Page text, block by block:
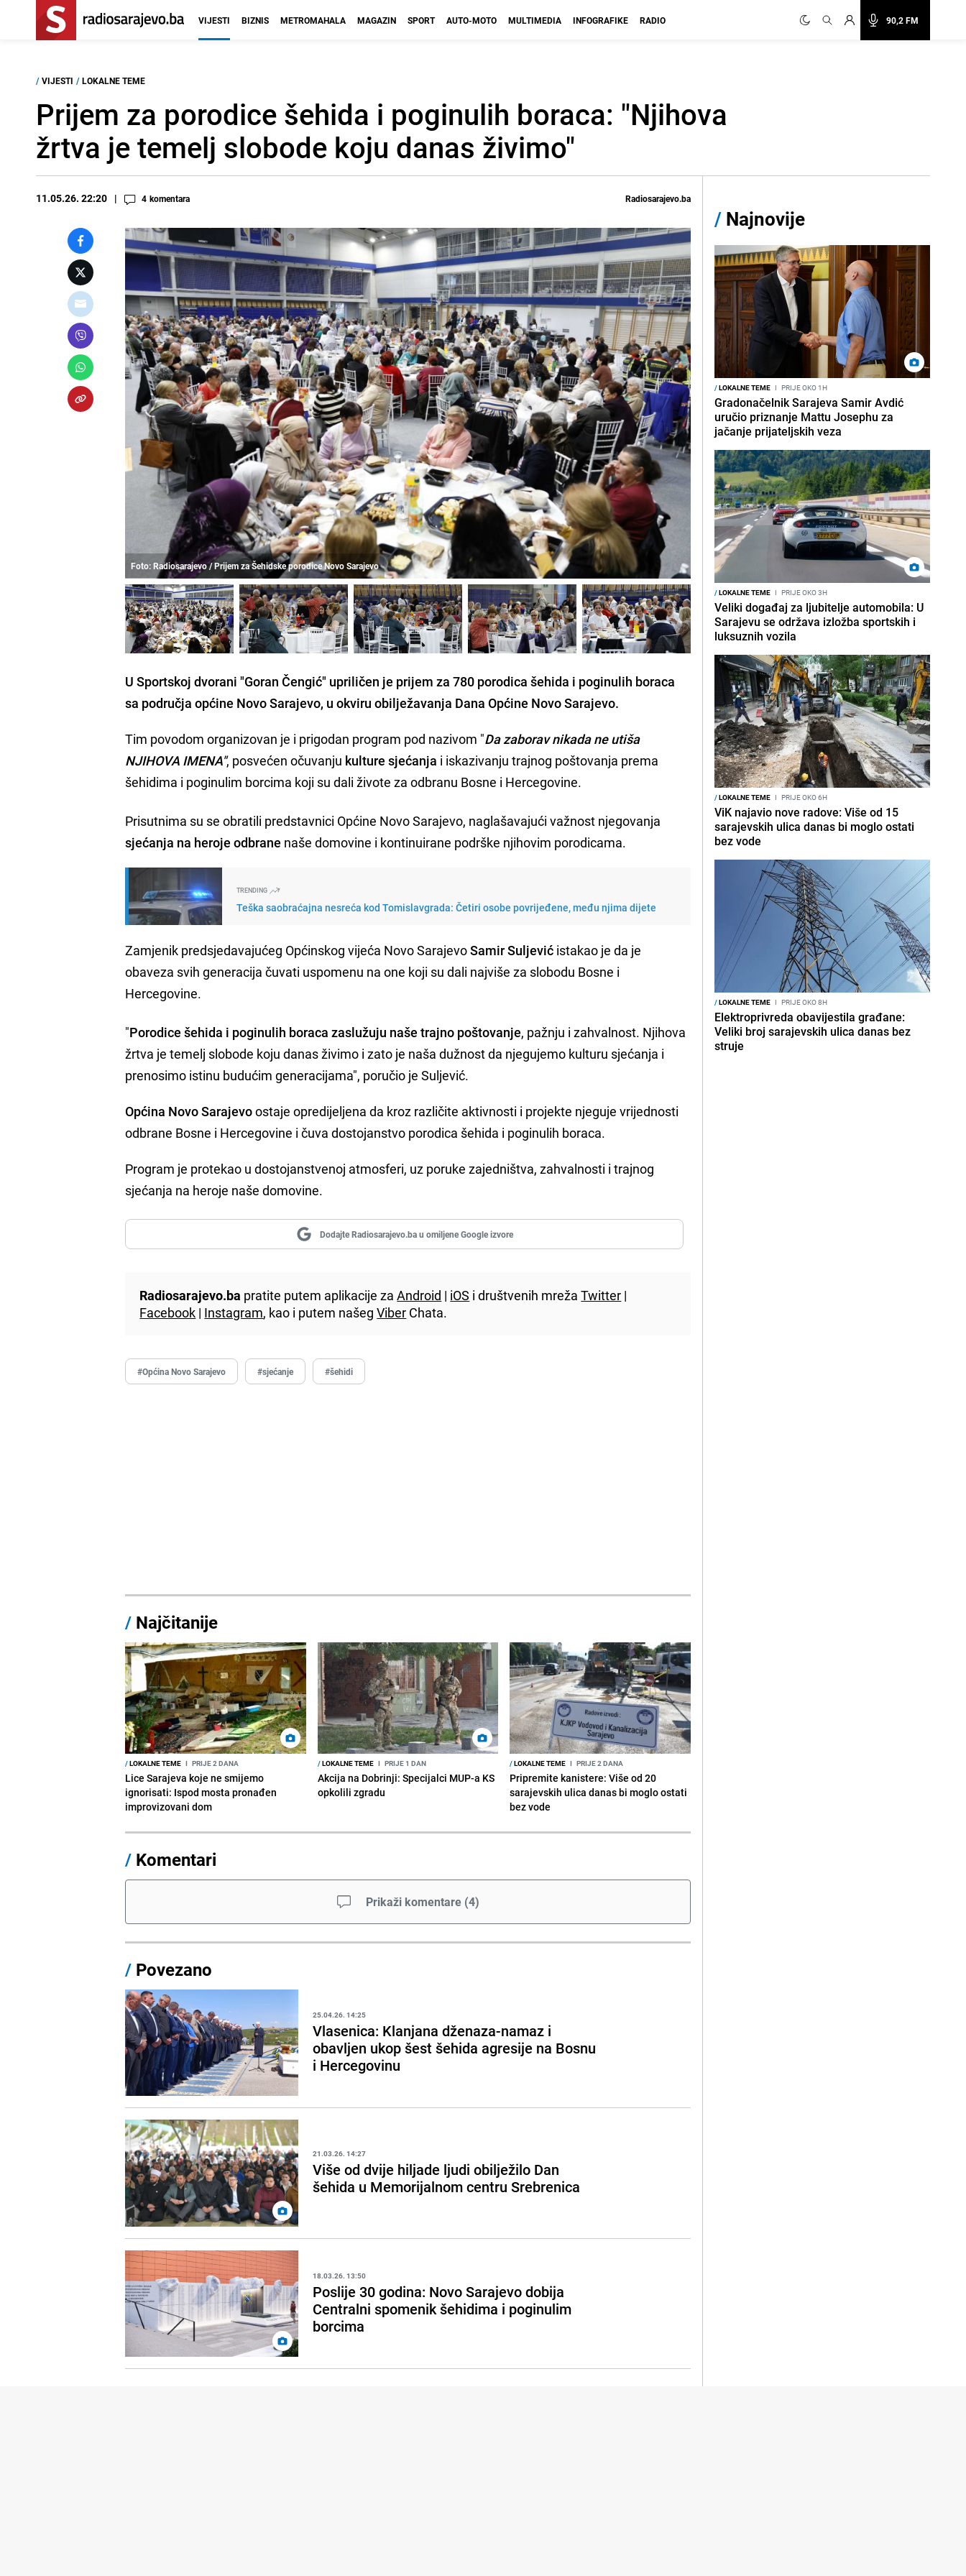
90,2 FM
VIJESTI BIZNIS METROMAHALA MAGAZIN SPORT AUTO-MOTO MULTIMEDIA INFOGRAFIKE RADIO
/ VIJESTI / LOKALNE TEME
Prijem za porodice šehida i poginulih boraca: "Njihova
žrtva je temelj slobode koju danas živimo"
11.05.26. 22:20 4 komentara Radiosarajevo.ba
Foto: Radiosarajevo / Prijem za Šehidske porodice Novo Sarajevo
U Sportskoj dvorani "Goran Čengić" upriličen je prijem za 780 porodica šehida i poginulih boraca
sa područja općine Novo Sarajevo, u okviru obilježavanja Dana Općine Novo Sarajevo.
Tim povodom organizovan je i prigodan program pod nazivom "Da zaborav nikada ne utiša
NJIHOVA IMENA", posvećen očuvanju kulture sjećanja i iskazivanju trajnog poštovanja prema
šehidima i poginulim borcima koji su dali živote za odbranu Bosne i Hercegovine.
Prisutnima su se obratili predstavnici Općine Novo Sarajevo, naglašavajući važnost njegovanja
sjećanja na heroje odbrane naše domovine i kontinuirane podrške njihovim porodicama.
TRENDING
Teška saobraćajna nesreća kod Tomislavgrada: Četiri osobe povrijeđene, među njima dijete
Zamjenik predsjedavajućeg Općinskog vijeća Novo SarajevoSamir Suljević istakao je da je
obaveza svih generacija čuvati uspomenu na one koji su dali najviše za slobodu Bosne i
Hercegovine.
"Porodice šehida i poginulih boraca zaslužuju naše trajno poštovanje, pažnju i zahvalnost. Njihova
žrtva je temelj slobode koju danas živimo i zato je naša dužnost da njegujemo kulturu sjećanja i
prenosimo istinu budućim generacijama", poručio je Suljević.
Općina Novo Sarajevoostaje opredijeljena da kroz različite aktivnosti i projekte njeguje vrijednosti
odbrane Bosne i Hercegovine i čuva dostojanstvo porodica šehida i poginulih boraca.
Program je protekao u dostojanstvenoj atmosferi, uz poruke zajedništva, zahvalnosti i trajnog
sjećanja na heroje naše domovine.
Dodajte Radiosarajevo.ba u omiljene Google izvore
Radiosarajevo.ba pratite putem aplikacije zaAndroid | iOS i društvenih mrežaTwitter |
Facebook | Instagram, kao i putem našegViber Chata.
#Općina Novo Sarajevo #sjećanje #šehidi
/ Najčitanije
/LOKALNE TEME I PRIJE 2 DANA
Lice Sarajeva koje ne smijemo
ignorisati: Ispod mosta pronađen
improvizovani dom
/LOKALNE TEME I PRIJE 1 DAN
Akcija na Dobrinji: Specijalci MUP-a KS
opkolili zgradu
/LOKALNE TEME I PRIJE 2 DANA
Pripremite kanistere: Više od 20
sarajevskih ulica danas bi moglo ostati
bez vode
/ Komentari
Prikaži komentare (4)
/ Povezano
25.04.26. 14:25
Vlasenica: Klanjana dženaza-namaz i
obavljen ukop šest šehida agresije na Bosnu
i Hercegovinu
21.03.26. 14:27
Više od dvije hiljade ljudi obilježilo Dan
šehida u Memorijalnom centru Srebrenica
18.03.26. 13:50
Poslije 30 godina: Novo Sarajevo dobija
Centralni spomenik šehidima i poginulim
borcima
/ Najnovije
/LOKALNE TEME I PRIJE OKO 1H
Gradonačelnik Sarajeva Samir Avdić
uručio priznanje Mattu Josephu za
jačanje prijateljskih veza
/LOKALNE TEME I PRIJE OKO 3H
Veliki događaj za ljubitelje automobila: U
Sarajevu se održava izložba sportskih i
luksuznih vozila
/LOKALNE TEME I PRIJE OKO 6H
ViK najavio nove radove: Više od 15
sarajevskih ulica danas bi moglo ostati
bez vode
/LOKALNE TEME I PRIJE OKO 8H
Elektroprivreda obavijestila građane:
Veliki broj sarajevskih ulica danas bez
struje